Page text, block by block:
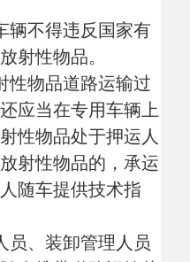
道路运输企业
承运人责任险。
道路运输企业
出借放射性物品
管部门应当督
者单位对专用
等安全条件建立
督检查。
员依法对放射
督检查的，应当